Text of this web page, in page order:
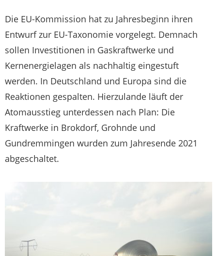
Die EU-Kommission hat zu Jahresbeginn ihren
Entwurf zur EU-Taxonomie vorgelegt. Demnach
sollen Investitionen in Gaskraftwerke und
Kernenergielagen als nachhaltig eingestuft
werden. In Deutschland und Europa sind die
Reaktionen gespalten. Hierzulande läuft der
Atomausstieg unterdessen nach Plan: Die
Kraftwerke in Brokdorf, Grohnde und
Gundremmingen wurden zum Jahresende 2021
abgeschaltet.